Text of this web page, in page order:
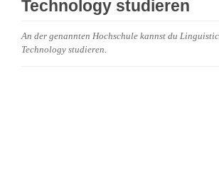
Technology studieren
An der genannten Hochschule kannst du
Technology studieren.